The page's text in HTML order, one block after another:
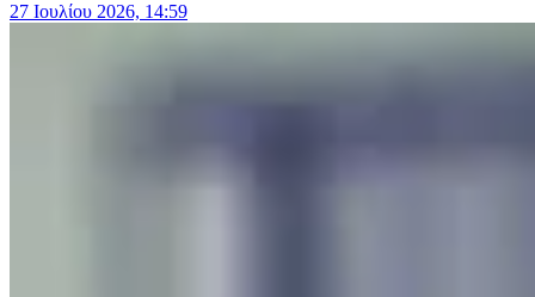
27 Ιουλίου 2026, 14:59